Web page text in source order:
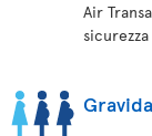
Air